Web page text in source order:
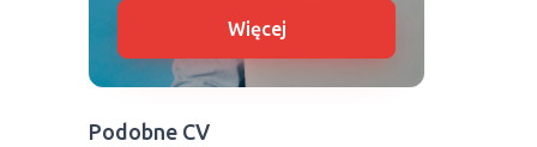
Więcej
Podobne CV